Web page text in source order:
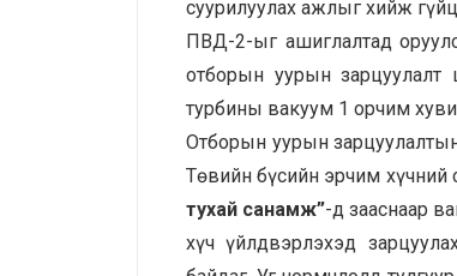
суурилуулах ажлыг хийж
ПВД-2-ыг ашиглалтад
отборын уурын зарцуулалт
турбины вакуум 1 орчим
Отборын уурын
Төвийн бүсийн эрчим хүчний
тухай санамж”-д зааснаар
хүч үйлдвэрлэхэд